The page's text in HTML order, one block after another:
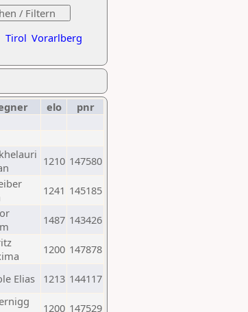
Tirol Vorarlberg
elo
pnr
1210 147580
1241 145185
1487 143426
1200 147878
Elias 1213 144117
1200 147529